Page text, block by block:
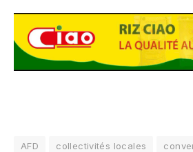
AFD collectivités locales